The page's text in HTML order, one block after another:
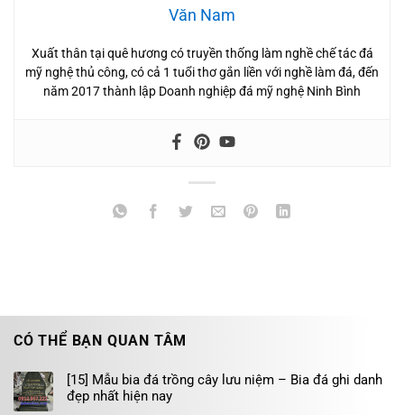
Văn Nam
Xuất thân tại quê hương có truyền thống làm nghề chế tác đá
mỹ nghệ thủ công, có cả 1 tuổi thơ gắn liền với nghề làm đá, đến
năm 2017 thành lập Doanh nghiệp đá mỹ nghệ Ninh Bình
CÓ THỂ BẠN QUAN TÂM
[15] Mẫu bia đá trồng cây lưu niệm – Bia đá ghi danh
đẹp nhất hiện nay